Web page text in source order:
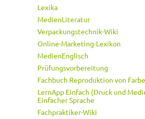
Lexika
MedienLiteratur
Verpackungstechnik-Wiki
Online-Marketing-Lexikon
MedienEnglisch
Prüfungsvorbereitung
Fachbuch Reproduktion von Farbe
LernApp Einfach (Druck und
Einfacher Sprache
Fachpraktiker-Wiki